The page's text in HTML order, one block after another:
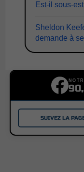
Est-il sous-
Sheldon
demande à
SUIVEZ LA